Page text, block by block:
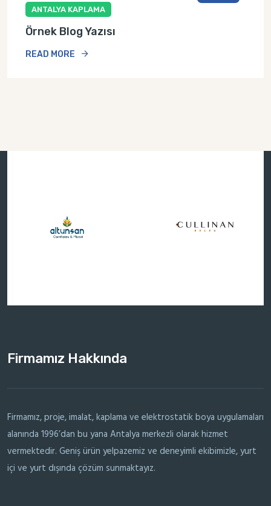
ANTALYA KAPLAMA
Örnek Blog Yazısı
READ MORE
Firmamız Hakkında
Firmamız, proje, imalat, kaplama ve elektrostatik boya uygulamaları
alanında 1996’dan bu yana Antalya merkezli olarak hizmet
vermektedir. Geniş ürün yelpazemiz ve deneyimli ekibimizle, yurt
içi ve yurt dışında çözüm sunmaktayız.